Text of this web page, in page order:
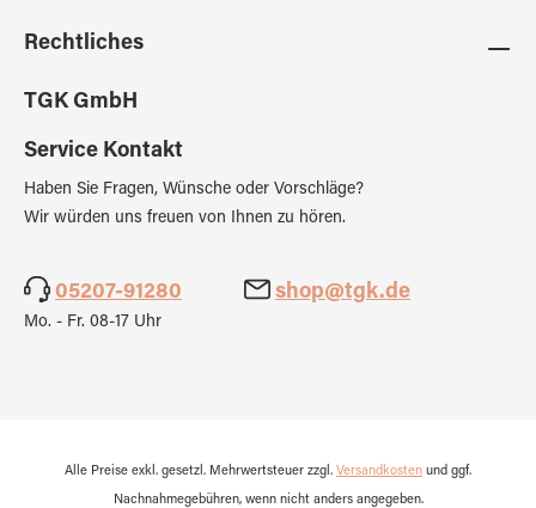
Rechtliches
TGK GmbH
Service Kontakt
Haben Sie Fragen, Wünsche oder Vorschläge?
Wir würden uns freuen von Ihnen zu hören.
05207-91280 shop@tgk.de
Mo. - Fr. 08-17 Uhr
Alle Preise exkl. gesetzl. Mehrwertsteuer zzgl. Versandkosten und ggf.
Nachnahmegebühren, wenn nicht anders angegeben.